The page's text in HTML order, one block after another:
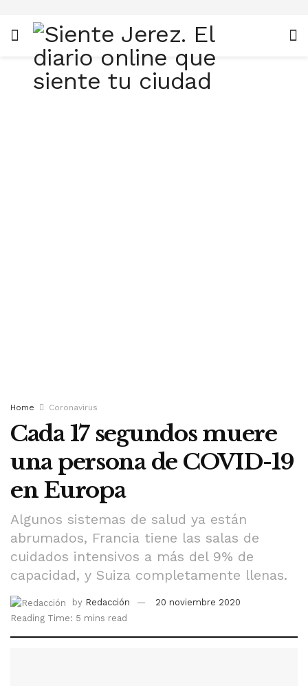
Home Coronavirus
Cada 17 segundos muere
una persona de COVID-19
en Europa
Algunos sistemas de salud ya están
abrumados, Francia tiene las salas de
cuidados intensivos a más del 9% de
capacidad, y Suiza completamente llenas.
by Redacción
20 noviembre 2020
Reading Time: 5 mins read